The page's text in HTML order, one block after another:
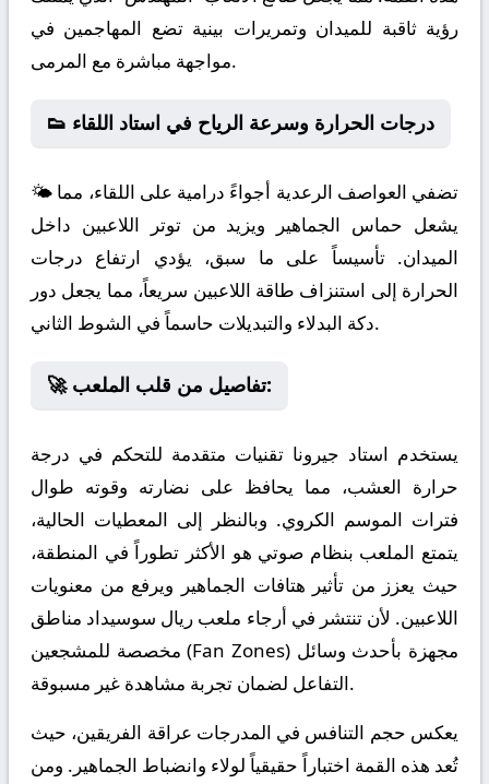
رؤية ثاقبة للميدان وتمريرات بينية تضع المهاجمين في
مواجهة مباشرة مع المرمى.
👟 درجات الحرارة وسرعة الرياح في استاد اللقاء
🌤️ تضفي العواصف الرعدية أجواءً درامية على اللقاء، مما
يشعل حماس الجماهير ويزيد من توتر اللاعبين داخل
الميدان. تأسيساً على ما سبق، يؤدي ارتفاع درجات
الحرارة إلى استنزاف طاقة اللاعبين سريعاً، مما يجعل دور
دكة البدلاء والتبديلات حاسماً في الشوط الثاني.
🚀 تفاصيل من قلب الملعب:
يستخدم استاد جيرونا تقنيات متقدمة للتحكم في درجة
حرارة العشب، مما يحافظ على نضارته وقوته طوال
فترات الموسم الكروي. وبالنظر إلى المعطيات الحالية،
يتمتع الملعب بنظام صوتي هو الأكثر تطوراً في المنطقة،
حيث يعزز من تأثير هتافات الجماهير ويرفع من معنويات
اللاعبين. لأن تنتشر في أرجاء ملعب ريال سوسيداد مناطق
مخصصة للمشجعين (Fan Zones) مجهزة بأحدث وسائل
التفاعل لضمان تجربة مشاهدة غير مسبوقة.
يعكس حجم التنافس في المدرجات عراقة الفريقين، حيث
تُعد هذه القمة اختباراً حقيقياً لولاء وانضباط الجماهير. ومن